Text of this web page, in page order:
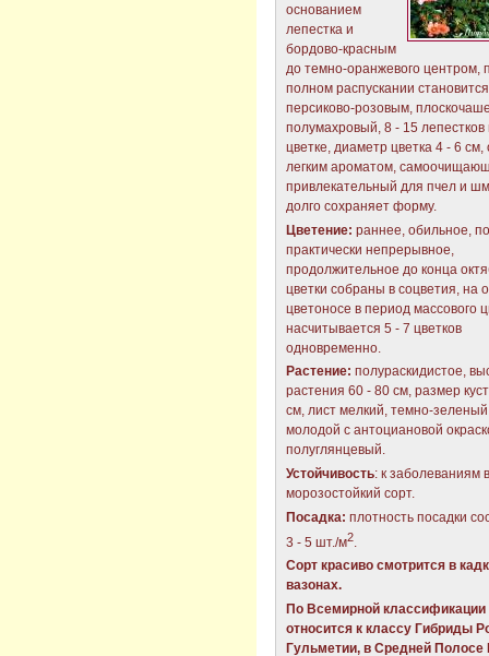
основанием
лепестка и
бордово-красным
до темно-оранжевого центром,
полном распускании становится
персиково-розовым,
полумахровый, 8 - 15 лепестков
цветке, диаметр цветка 4 - 6 см,
легким ароматом,
привлекательный для пчел и
долго сохраняет форму.
Цветение: раннее, обильное,
практически непрерывное,
продолжительное до конца
цветки собраны в соцветия, на
цветоносе в период массового
насчитывается 5 - 7 цветков
одновременно.
Растение: полураскидистое,
растения 60 - 80 см, размер
см, лист мелкий, темно-
молодой с антоциановой
полуглянцевый.
Устойчивость: к заболеваниям
морозостойкий сорт.
Посадка: плотность посадки
3 - 5 шт./м2.
Сорт красиво смотрится в
вазонах.
По Всемирной классификации
относится к классу Гибриды
Гульметии, в Средней Полосе